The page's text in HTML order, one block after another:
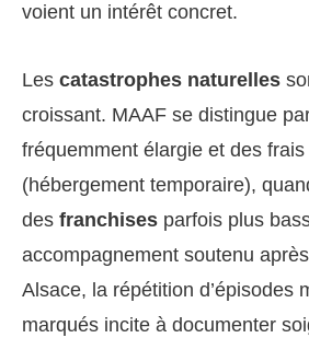
voient un intérêt concret.
Les catastrophes naturelles
croissant. MAAF se distingue
fréquemment élargie et des
(hébergement temporaire),
des franchises parfois plus
accompagnement soutenu
Alsace, la répétition d’épisodes
marqués incite à documenter